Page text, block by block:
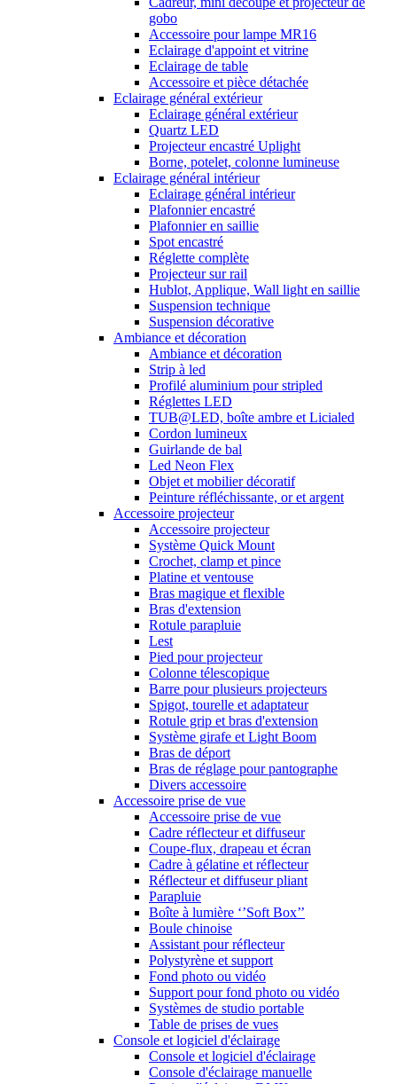
gobo
Accessoire pour lampe MR16
Eclairage d'appoint et vitrine
Eclairage de table
Accessoire et pièce détachée
Eclairage général extérieur
Eclairage général extérieur
Quartz LED
Projecteur encastré Uplight
Borne, potelet, colonne lumineuse
Eclairage général intérieur
Eclairage général intérieur
Plafonnier encastré
Plafonnier en saillie
Spot encastré
Réglette complète
Projecteur sur rail
Hublot, Applique, Wall light en saillie
Suspension technique
Suspension décorative
Ambiance et décoration
Ambiance et décoration
Strip à led
Profilé aluminium pour stripled
Réglettes LED
TUB@LED, boîte ambre et Licialed
Cordon lumineux
Guirlande de bal
Led Neon Flex
Objet et mobilier décoratif
Peinture réfléchissante, or et argent
Accessoire projecteur
Accessoire projecteur
Système Quick Mount
Crochet, clamp et pince
Platine et ventouse
Bras magique et flexible
Bras d'extension
Rotule parapluie
Lest
Pied pour projecteur
Colonne télescopique
Barre pour plusieurs projecteurs
Spigot, tourelle et adaptateur
Rotule grip et bras d'extension
Système girafe et Light Boom
Bras de déport
Bras de réglage pour pantographe
Divers accessoire
Accessoire prise de vue
Accessoire prise de vue
Cadre réflecteur et diffuseur
Coupe-flux, drapeau et écran
Cadre à gélatine et réflecteur
Réflecteur et diffuseur pliant
Parapluie
Boîte à lumière ‘’Soft Box’’
Boule chinoise
Assistant pour réflecteur
Polystyrène et support
Fond photo ou vidéo
Support pour fond photo ou vidéo
Systèmes de studio portable
Table de prises de vues
Console et logiciel d'éclairage
Console et logiciel d'éclairage
Console d'éclairage manuelle